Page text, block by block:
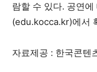
람할 수 있다. 공연
(edu.kocca.kr)에서
자료제공 : 한국콘텐